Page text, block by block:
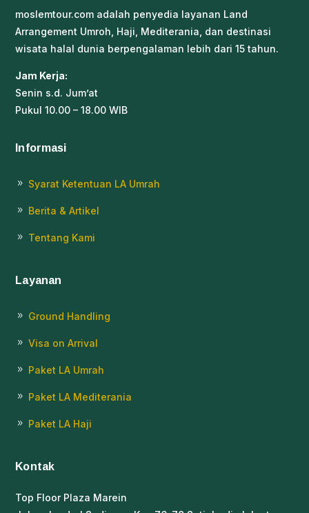
moslemtour.com adalah penyedia layanan Land
Arrangement Umroh, Haji, Mediterania, dan destinasi
wisata halal dunia berpengalaman lebih dari 15 tahun.
Jam Kerja:
Senin s.d. Jum’at
Pukul 10.00 – 18.00 WIB
Informasi
9 Syarat Ketentuan LA Umrah
9 Berita & Artikel
9 Tentang Kami
Layanan
9 Ground Handling
9 Visa on Arrival
9 Paket LA Umrah
9 Paket LA Mediterania
9 Paket LA Haji
Kontak
Top Floor Plaza Marein